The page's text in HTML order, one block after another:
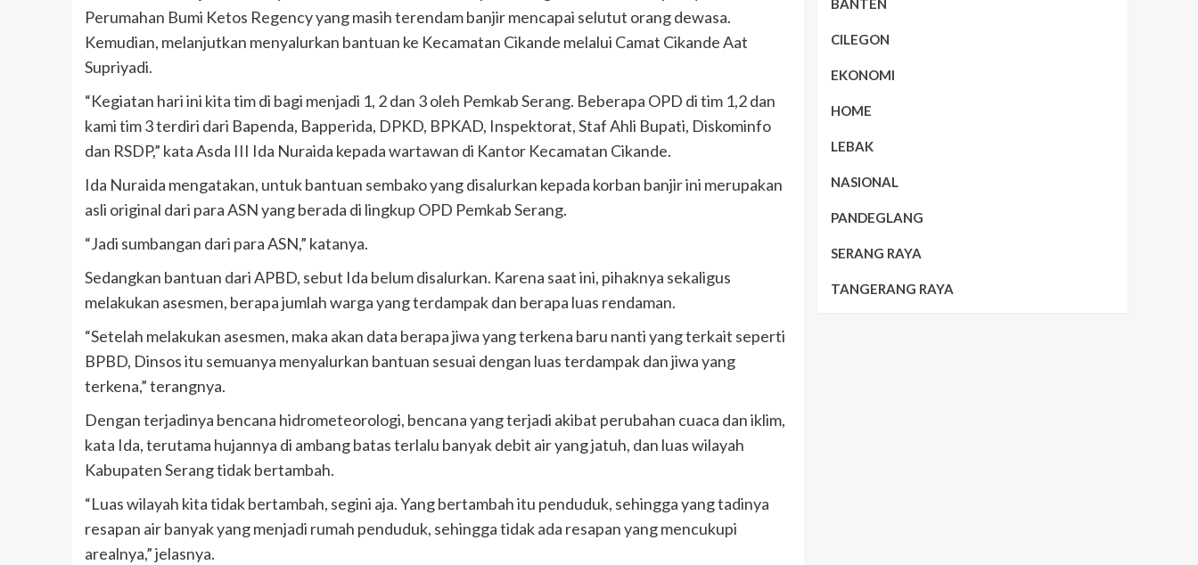
Perumahan Bumi Ketos Regency yang masih terendam banjir mencapai selutut orang dewasa.
Kemudian, melanjutkan menyalurkan bantuan ke Kecamatan Cikande melalui Camat Cikande Aat
Supriyadi.
“Kegiatan hari ini kita tim di bagi menjadi 1, 2 dan 3 oleh Pemkab Serang. Beberapa OPD di tim 1,2 dan
kami tim 3 terdiri dari Bapenda, Bapperida, DPKD, BPKAD, Inspektorat, Staf Ahli Bupati, Diskominfo
dan RSDP,” kata Asda III Ida Nuraida kepada wartawan di Kantor Kecamatan Cikande.
Ida Nuraida mengatakan, untuk bantuan sembako yang disalurkan kepada korban banjir ini merupakan
asli original dari para ASN yang berada di lingkup OPD Pemkab Serang.
“Jadi sumbangan dari para ASN,” katanya.
Sedangkan bantuan dari APBD, sebut Ida belum disalurkan. Karena saat ini, pihaknya sekaligus
melakukan asesmen, berapa jumlah warga yang terdampak dan berapa luas rendaman.
“Setelah melakukan asesmen, maka akan data berapa jiwa yang terkena baru nanti yang terkait seperti
BPBD, Dinsos itu semuanya menyalurkan bantuan sesuai dengan luas terdampak dan jiwa yang
terkena,” terangnya.
Dengan terjadinya bencana hidrometeorologi, bencana yang terjadi akibat perubahan cuaca dan iklim,
kata Ida, terutama hujannya di ambang batas terlalu banyak debit air yang jatuh, dan luas wilayah
Kabupaten Serang tidak bertambah.
“Luas wilayah kita tidak bertambah, segini aja. Yang bertambah itu penduduk, sehingga yang tadinya
resapan air banyak yang menjadi rumah penduduk, sehingga tidak ada resapan yang mencukupi
arealnya,” jelasnya.
BANTEN
CILEGON
EKONOMI
HOME
LEBAK
NASIONAL
PANDEGLANG
SERANG RAYA
TANGERANG RAYA